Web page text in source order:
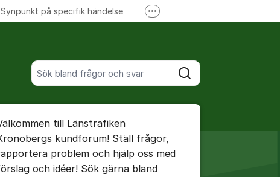
Sök bland alla inlägg
Sök
Synpunkt på specifik händelse Fler supportlänkar
kommentaren
för inlägg/kommentar
till Länstrafiken
kundforum! Ställ frågor,
problem och hjälp oss med
och idéer! Sök gärna bland